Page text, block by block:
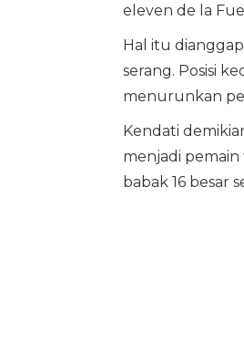
eleven de la
Hal itu
serang. Posisi
menurunkan
Kendati
menjadi
babak 16 besar